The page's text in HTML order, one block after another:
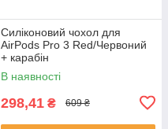
Силіконовий чохол для
AirPods Pro 3 Red/Червоний
+ карабін
В наявності
298,41 ₴ 609 ₴